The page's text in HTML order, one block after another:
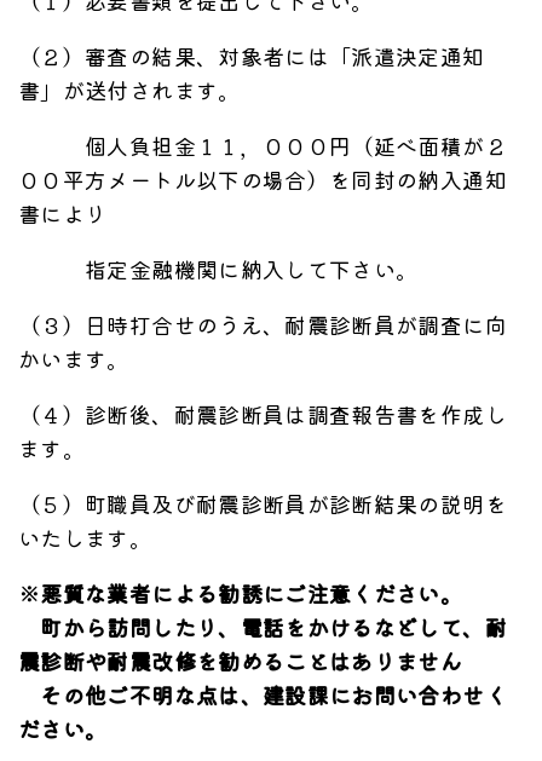
（２）審査の結果、対象者には「派遣決定通知
書」が送付されます。
個人負担金１１，０００円（延べ面積が２
００平方メートル以下の場合）を同封の納入通知
書により
指定金融機関に納入して下さい。
（３）日時打合せのうえ、耐震診断員が調査に向
かいます。
（４）診断後、耐震診断員は調査報告書を作成し
ます。
（５）町職員及び耐震診断員が診断結果の説明を
いたします。
※悪質な業者による勧誘にご注意ください。
町から訪問したり、電話をかけるなどして、耐
震診断や耐震改修を勧めることはありません
その他ご不明な点は、建設課にお問い合わせく
ださい。